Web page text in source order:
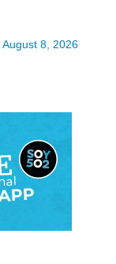
August 8, 2026